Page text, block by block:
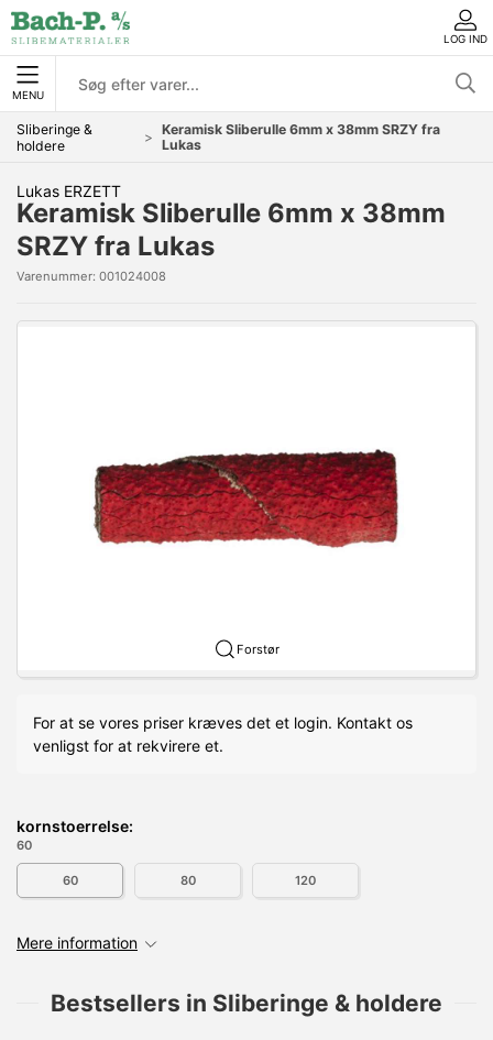
LOG IND
MENU
Sliberinge &
holdere
Keramisk Sliberulle 6mm x 38mm SRZY fra
Lukas
Lukas ERZETT
Keramisk Sliberulle 6mm x 38mm
SRZY fra Lukas
Varenummer: 001024008
Forstør
For at se vores priser kræves det et login. Kontakt os
venligst for at rekvirere et.
kornstoerrelse:
60
60 80 120
Mere information
Bestsellers in Sliberinge & holdere